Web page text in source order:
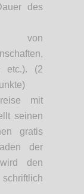
des
von
etc.). (2
mit
seinen
gratis
der
den